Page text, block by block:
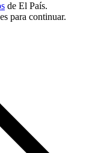
de El País.
para continuar.